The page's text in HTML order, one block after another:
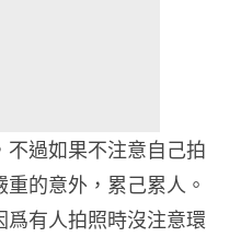
過如果不注意自己拍
的意外，累己累人。
有人拍照時沒注意環